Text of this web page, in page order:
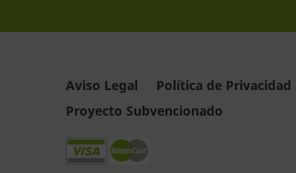
Aviso Legal Política de Privacidad
Proyecto Subvencionado